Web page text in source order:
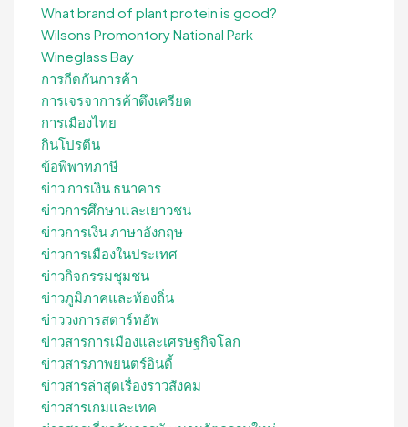
What brand of plant protein is good?
Wilsons Promontory National Park
Wineglass Bay
การกีดกันการค้า
การเจรจาการค้าตึงเครียด
การเมืองไทย
กินโปรตีน
ข้อพิพาทภาษี
ข่าว การเงิน ธนาคาร
ข่าวการศึกษาและเยาวชน
ข่าวการเงิน ภาษาอังกฤษ
ข่าวการเมืองในประเทศ
ข่าวกิจกรรมชุมชน
ข่าวภูมิภาคและท้องถิ่น
ข่าววงการสตาร์ทอัพ
ข่าวสารการเมืองและเศรษฐกิจโลก
ข่าวสารภาพยนตร์อินดี้
ข่าวสารล่าสุดเรื่องราวสังคม
ข่าวสารเกมและเทค